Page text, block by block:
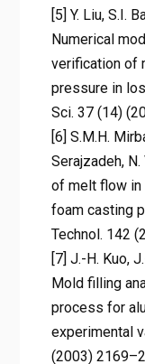
[5] Y. Liu, S.I.
Numerical
verification of
pressure in
Sci. 37 (14)
[6] S.M.H.
Serajzadeh, N.
of melt flow in
foam casting
Technol. 142
[7] J.-H. Kuo,
Mold filling
process for
experimental
(2003)